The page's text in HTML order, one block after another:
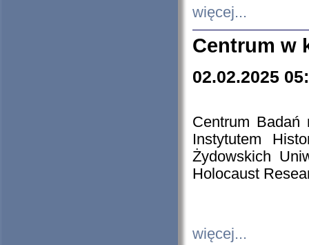
więcej...
Centrum w
02.02.2025
Centrum Badań
Instytutem
Żydowskich
Holocaust
więcej...